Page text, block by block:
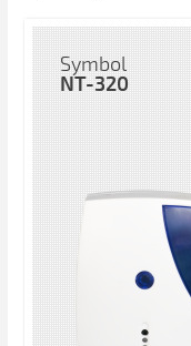
Symbol
NT-320